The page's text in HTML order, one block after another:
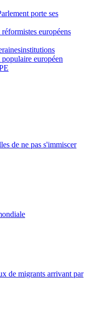
porte ses
européens
institutions
populaire européen
de ne pas s'immiscer
de migrants arrivant par